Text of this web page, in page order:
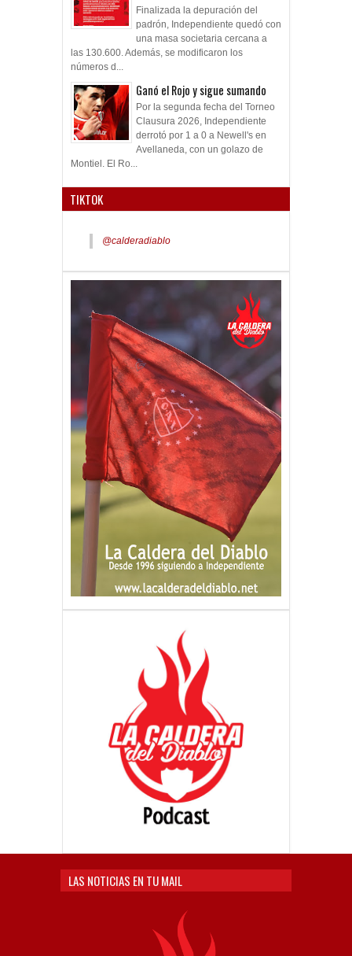
Finalizada la depuración del
padrón, Independiente quedó con
una masa societaria cercana a
las 130.600. Además, se modificaron los
números d...
Ganó el Rojo y sigue sumando
Por la segunda fecha del Torneo
Clausura 2026, Independiente
derrotó por 1 a 0 a Newell's en
Avellaneda, con un golazo de
Montiel. El Ro...
TIKTOK
@calderadiablo
LAS NOTICIAS EN TU MAIL